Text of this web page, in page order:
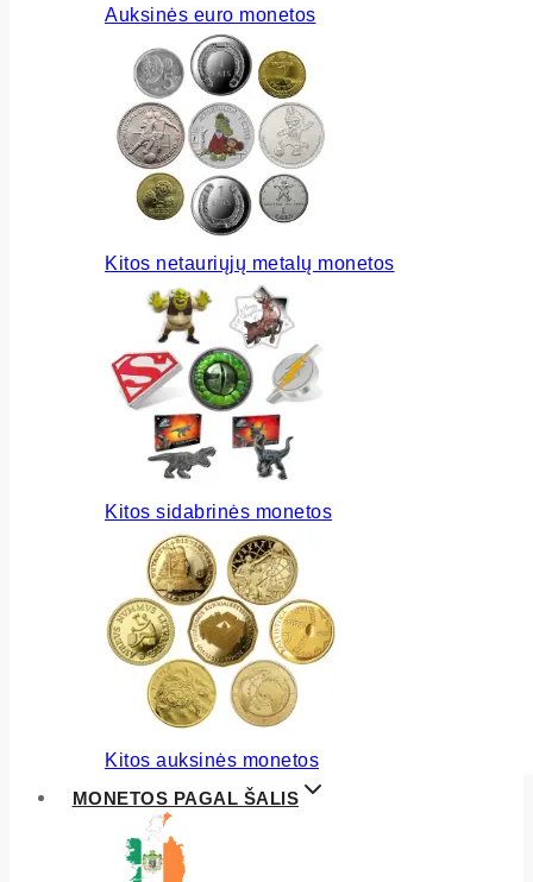
Auksinės euro monetos
Kitos netauriųjų metalų monetos
Kitos sidabrinės monetos
Kitos auksinės monetos
MONETOS PAGAL ŠALIS